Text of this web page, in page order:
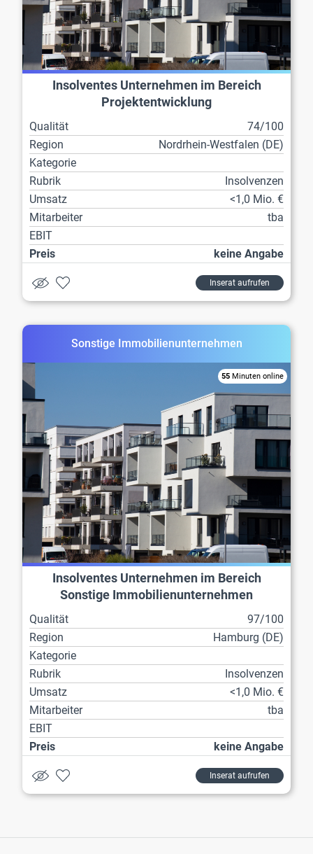
Insolventes Unternehmen im Bereich
Projektentwicklung
Qualität
74/100
Region
Nordrhein-Westfalen (DE)
Kategorie
Rubrik
Insolvenzen
Umsatz
<1,0 Mio. €
Mitarbeiter
tba
EBIT
Preis
keine Angabe
Inserat aufrufen
Sonstige Immobilienunternehmen
55 Minuten online
Insolventes Unternehmen im Bereich
Sonstige Immobilienunternehmen
Qualität
97/100
Region
Hamburg (DE)
Kategorie
Rubrik
Insolvenzen
Umsatz
<1,0 Mio. €
Mitarbeiter
tba
EBIT
Preis
keine Angabe
Inserat aufrufen